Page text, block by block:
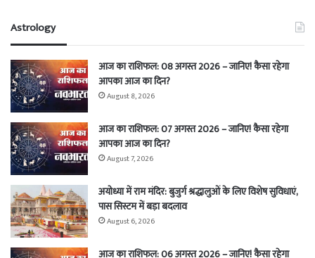
Astrology
आज का राशिफल: 08 अगस्त 2026 – जानिए! कैसा रहेगा
आपका आज का दिन?
August 8, 2026
आज का राशिफल: 07 अगस्त 2026 – जानिए! कैसा रहेगा
आपका आज का दिन?
August 7, 2026
अयोध्या में राम मंदिर: बुजुर्ग श्रद्धालुओं के लिए विशेष सुविधाएं,
पास सिस्टम में बड़ा बदलाव
August 6, 2026
आज का राशिफल: 06 अगस्त 2026 – जानिए! कैसा रहेगा